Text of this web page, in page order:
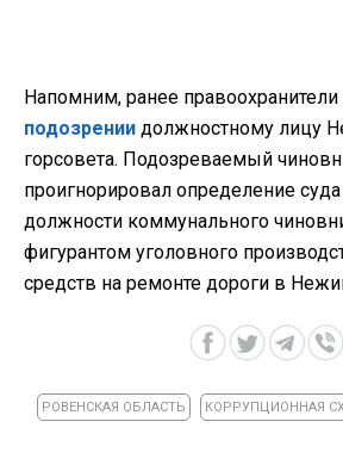
Напомним, ранее правоохранители
подозрении должностному лицу
горсовета. Подозреваемый
проигнорировал определение суда
должности коммунального
фигурантом уголовного
средств на ремонте дороги в
РОВЕНСКАЯ ОБЛАСТЬ КОРРУПЦИОННАЯ